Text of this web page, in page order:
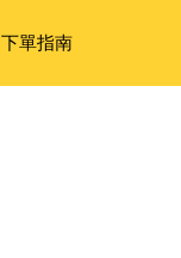
下單指南